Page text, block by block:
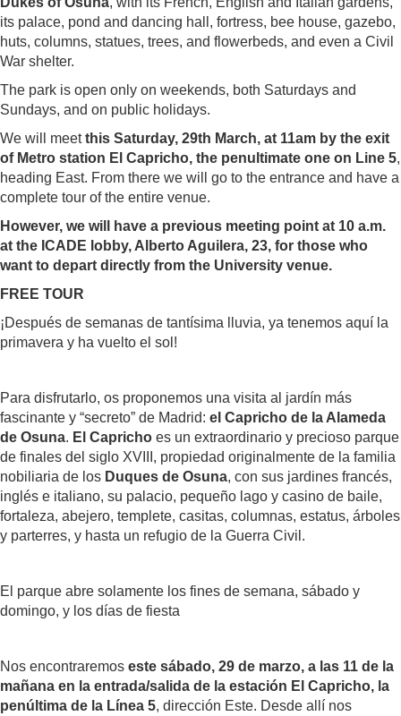
its palace, pond and dancing hall, fortress, bee house, gazebo,
huts, columns, statues, trees, and flowerbeds, and even a Civil
War shelter.
The park is open only on weekends, both Saturdays and
Sundays, and on public holidays.
We will meetthis Saturday, 29th March, at 11am by the exit
of Metro station El Capricho, the penultimate one on Line 5,
heading East. From there we will go to the entrance and have a
complete tour of the entire venue.
However, we will have a previous meeting point at 10 a.m.
at the ICADE lobby, Alberto Aguilera, 23, for those who
want to depart directly from the University venue.
FREE TOUR
¡Después de semanas de tantísima lluvia, ya tenemos aquí la
primavera y ha vuelto el sol!
Para disfrutarlo, os proponemos una visita al jardín más
fascinante y “secreto” de Madrid: el Capricho de la Alameda
de Osuna. El Capricho es un extraordinario y precioso parque
de finales del siglo XVIII, propiedad originalmente de la familia
nobiliaria de los Duques de Osuna, con sus jardines francés,
inglés e italiano, su palacio, pequeño lago y casino de baile,
fortaleza, abejero, templete, casitas, columnas, estatus, árboles
y parterres, y hasta un refugio de la Guerra Civil.
El parque abre solamente los fines de semana, sábado y
domingo, y los días de fiesta
Nos encontraremos este sábado, 29 de marzo, a las 11 de la
mañana en la entrada/salida de la estación El Capricho, la
penúltima de la Línea 5, dirección Este. Desde allí nos